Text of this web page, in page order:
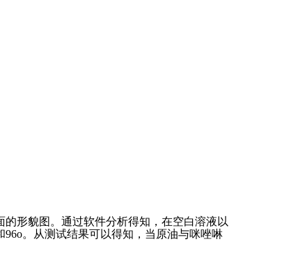
形貌图。通过软件分析得知，在空白溶液以
。从测试结果可以得知，当原油与咪唑啉